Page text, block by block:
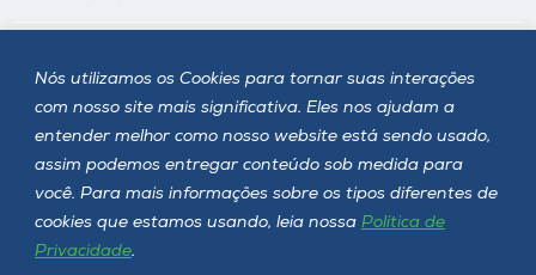
Nós utilizamos os Cookies para tornar suas interações
com nosso site mais significativa. Eles nos ajudam a
entender melhor como nosso website está sendo usado,
assim podemos entregar conteúdo sob medida para
você. Para mais informações sobre os tipos diferentes de
cookies que estamos usando, leia nossa Política de
Privacidade.
Siga a Unoesc